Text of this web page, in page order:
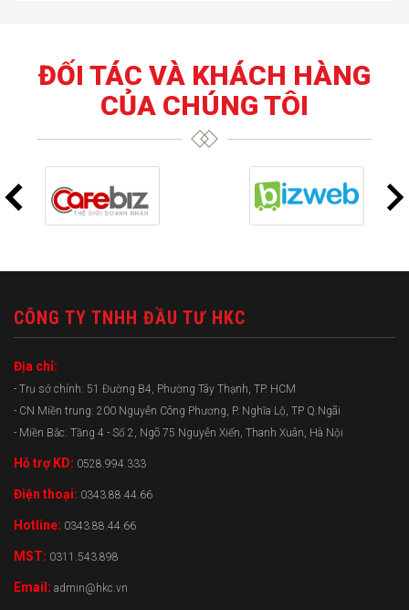
ĐỐI TÁC VÀ KHÁCH HÀNG
CỦA CHÚNG TÔI
CÔNG TY TNHH ĐẦU TƯ HKC
Địa chỉ:
- Trụ sở chính: 51 Đường B4, Phường Tây Thạnh, TP. HCM
- CN Miền trung: 200 Nguyễn Công Phương, P. Nghĩa Lộ, TP Q.Ngãi
- Miền Bắc: Tầng 4 - Số 2, Ngõ 75 Nguyễn Xiển, Thanh Xuân, Hà Nội
Hỗ trợ KD: 0528.994.333
Điện thoại: 0343.88.44.66
Hotline: 0343.88.44.66
MST: 0311.543.898
Email: admin@hkc.vn